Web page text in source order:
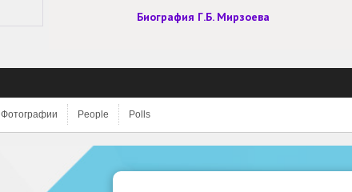
Биография Г.Б. Мирзоева
Фотографии People Polls